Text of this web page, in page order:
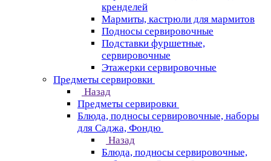
кренделей
Мармиты, кастрюли для мармитов
Подносы сервировочные
Подставки фуршетные,
сервировочные
Этажерки сервировочные
Предметы сервировки
Назад
Предметы сервировки
Блюда, подносы сервировочные, наборы
для Саджа, Фондю
Назад
Блюда, подносы сервировочные,